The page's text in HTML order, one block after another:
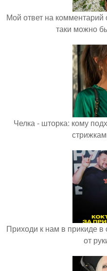
Мой ответ на комментарий
таки можно
Челка - шторка: кому
Приходи к нам в прикиде в
от